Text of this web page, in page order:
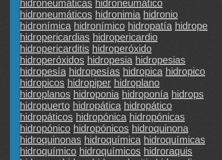
hidroneumáticas hidroneumático
hidroneumáticos hidronimia hidronio
hidronímica hidronímico hidropatía hidrope
hidropericardias hidropericardio
hidropericarditis hidroperóxido
hidroperóxidos hidropesia hidropesias
hidropesía hidropesías hidropica hidropico
hidropicos hidropiper hidroplano
hidroplanos hidroponia hidroponía hidrops
hidropuerto hidropática hidropático
hidropáticos hidropónica hidropónicas
hidropónico hidropónicos hidroquinona
hidroquinonas hidroquímica hidroquímicas
hidroquímico hidroquímicos hidroraquis